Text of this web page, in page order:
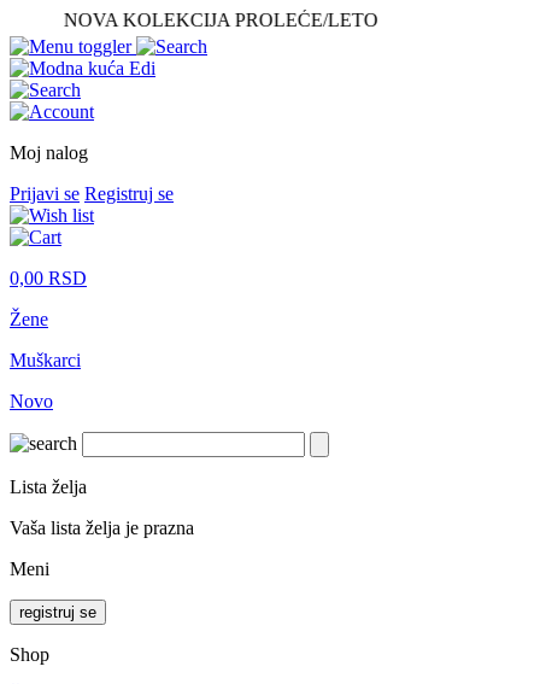
NOVA KOLEKCIJA PROLEĆE/LETO
Moj nalog
Prijavi se Registruj se
0,00 RSD
Žene
Muškarci
Novo
Lista želja
Vaša lista želja je prazna
Meni
registruj se
Shop